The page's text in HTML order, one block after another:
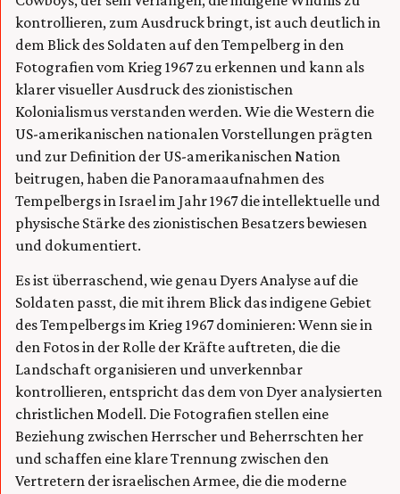
kontrollieren, zum Ausdruck bringt, ist auch deutlich in
dem Blick des Soldaten auf den Tempelberg in den
Fotografien vom Krieg 1967 zu erkennen und kann als
klarer visueller Ausdruck des zionistischen
Kolonialismus verstanden werden. Wie die Western die
US-amerikanischen nationalen Vorstellungen prägten
und zur Definition der US-amerikanischen Nation
beitrugen, haben die Panoramaaufnahmen des
Tempelbergs in Israel im Jahr 1967 die intellektuelle und
physische Stärke des zionistischen Besatzers bewiesen
und dokumentiert.
Es ist überraschend, wie genau Dyers Analyse auf die
Soldaten passt, die mit ihrem Blick das indigene Gebiet
des Tempelbergs im Krieg 1967 dominieren: Wenn sie in
den Fotos in der Rolle der Kräfte auftreten, die die
Landschaft organisieren und unverkennbar
kontrollieren, entspricht das dem von Dyer analysierten
christlichen Modell. Die Fotografien stellen eine
Beziehung zwischen Herrscher und Beherrschten her
und schaffen eine klare Trennung zwischen den
Vertretern der israelischen Armee, die die moderne